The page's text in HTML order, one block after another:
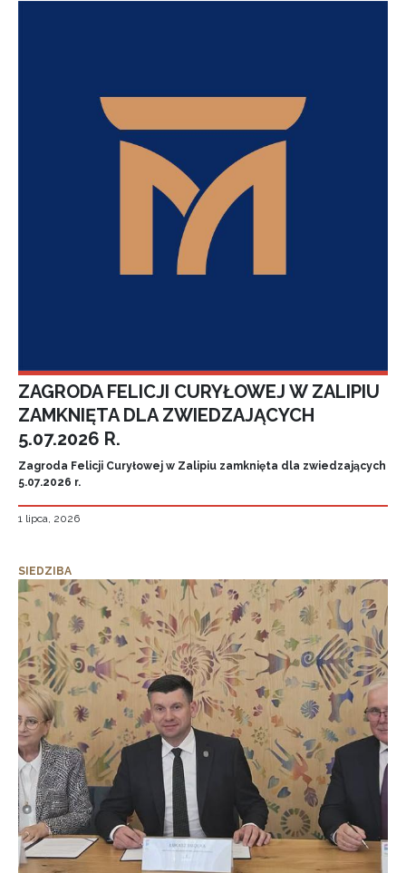
ZAGRODA FELICJI CURYŁOWEJ W ZALIPIU
ZAMKNIĘTA DLA ZWIEDZAJĄCYCH
5.07.2026 R.
Zagroda Felicji Curyłowej w Zalipiu zamknięta dla zwiedzających
5.07.2026 r.
1 lipca, 2026
SIEDZIBA